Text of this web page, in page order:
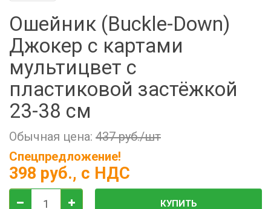
Электронная маркировка коров
Держатели лизунцов
Ошейник (Buckle-Down)
Джокер с картами
мультицвет с
пластиковой застёжкой
23-38 см
Обычная цена: 437 руб./шт
Спецпредложение!
398 руб., с НДС
КУПИТЬ